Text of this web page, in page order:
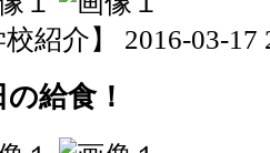
校紹介】 2016-03-17
給食！